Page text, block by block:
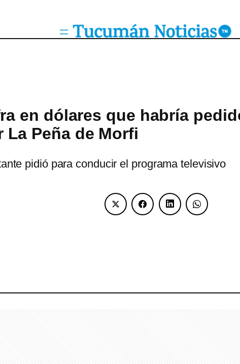
en dólares que habría
La Peña de Morfi
pidió para conducir el programa televisivo